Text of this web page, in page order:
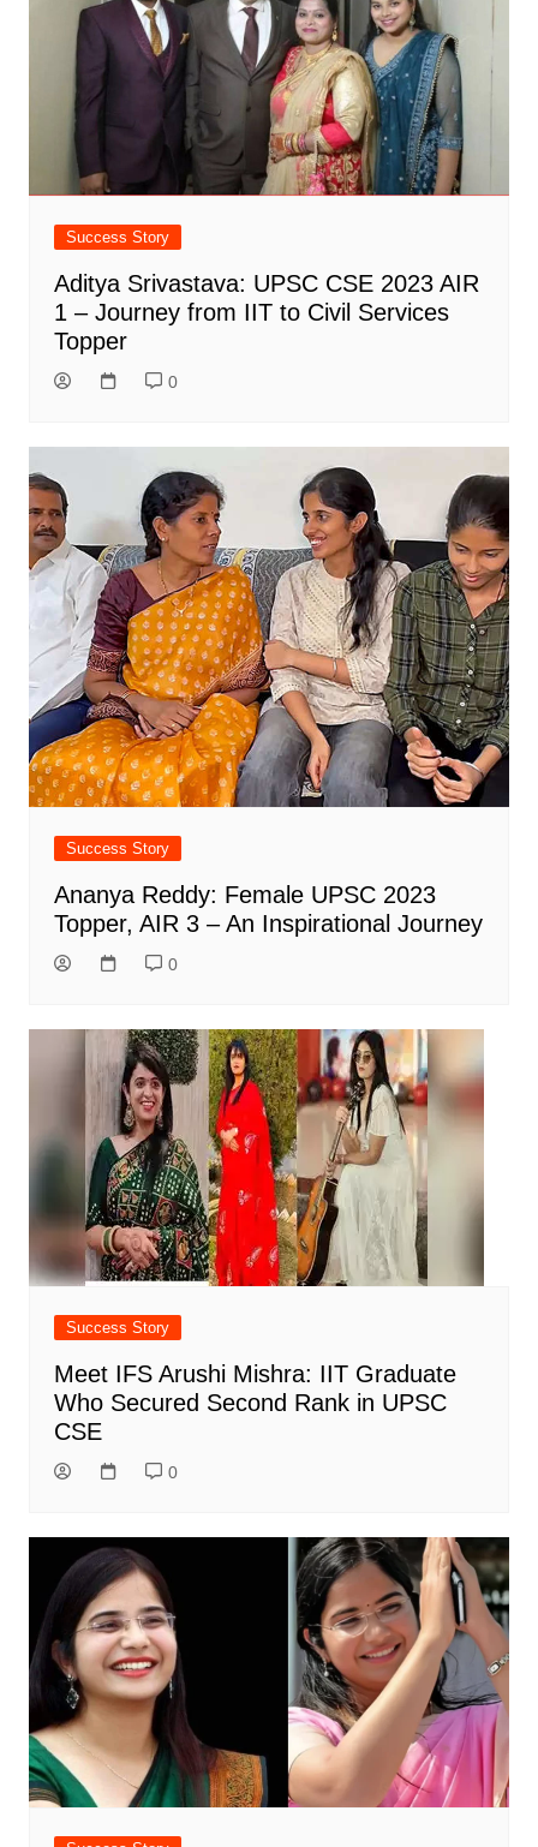
Success Story
Aditya Srivastava: UPSC CSE 2023 AIR
1 – Journey from IIT to Civil Services
Topper
0
Success Story
Ananya Reddy: Female UPSC 2023
Topper, AIR 3 – An Inspirational Journey
0
Success Story
Meet IFS Arushi Mishra: IIT Graduate
Who Secured Second Rank in UPSC
CSE
0